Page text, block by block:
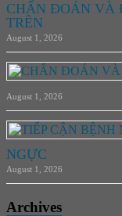
CHẨN ĐOÁN VÀ
TRÊN
August 1, 2026
August 1, 2026
NGỰC
August 1, 2026
Archives